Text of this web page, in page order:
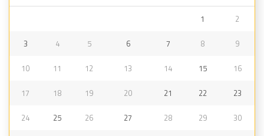
1 2
3 4 5 6 7 8 9
10 11 12 13 14 15 16
17 18 19 20 21 22 23
24 25 26 27 28 29 30